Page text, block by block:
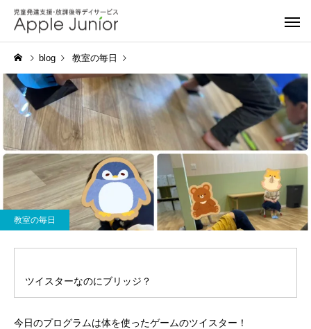
blog 教室の毎日
教室の毎日
ツイスターなのにブリッジ？
今日のプログラムは体を使ったゲームのツイスター！